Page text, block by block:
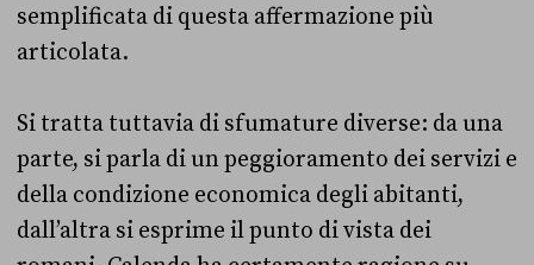
semplificata di questa affermazione più
articolata.
Si tratta tuttavia di sfumature diverse: da una
parte, si parla di un peggioramento dei servizi e
della condizione economica degli abitanti,
dall’altra si esprime il punto di vista dei